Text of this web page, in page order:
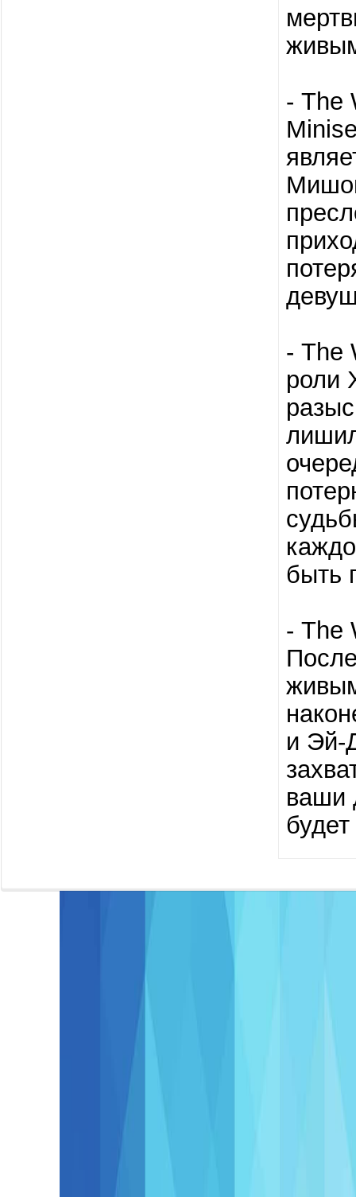
- The
- The
роли
быть
- The
и Эй-
ваши